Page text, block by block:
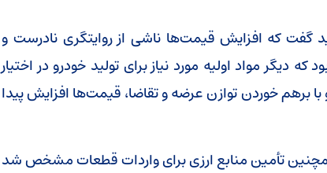
که افزایش قیمت‌ها ناشی از روایتگری نادرست و
دیگر مواد اولیه مورد نیاز برای تولید خودرو در اختیار
برهم خوردن توازن عرضه و تقاضا، قیمت‌ها افزایش پیدا
همچنین تأمین منابع ارزی برای واردات قطعات مشخص شد